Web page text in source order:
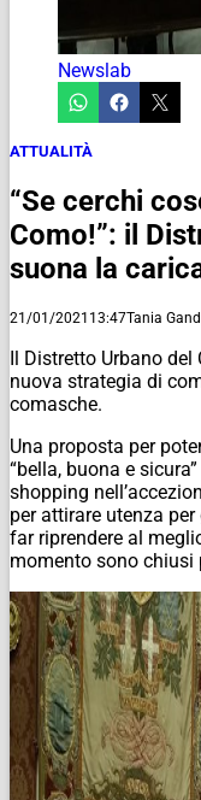
Newslab
ATTUALITÀ
“Se cerchi
Como!”: il
suona la
21/01/2021 13:47Tania
Il Distretto Urbano
nuova strategia di
comasche.
Una proposta per
“bella, buona e
shopping
per attirare utenza
far riprendere al
momento sono chiusi